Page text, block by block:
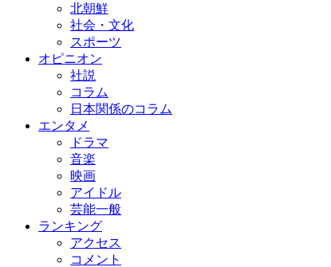
北朝鮮
社会・文化
スポーツ
オピニオン
社説
コラム
日本関係のコラム
エンタメ
ドラマ
音楽
映画
アイドル
芸能一般
ランキング
アクセス
コメント